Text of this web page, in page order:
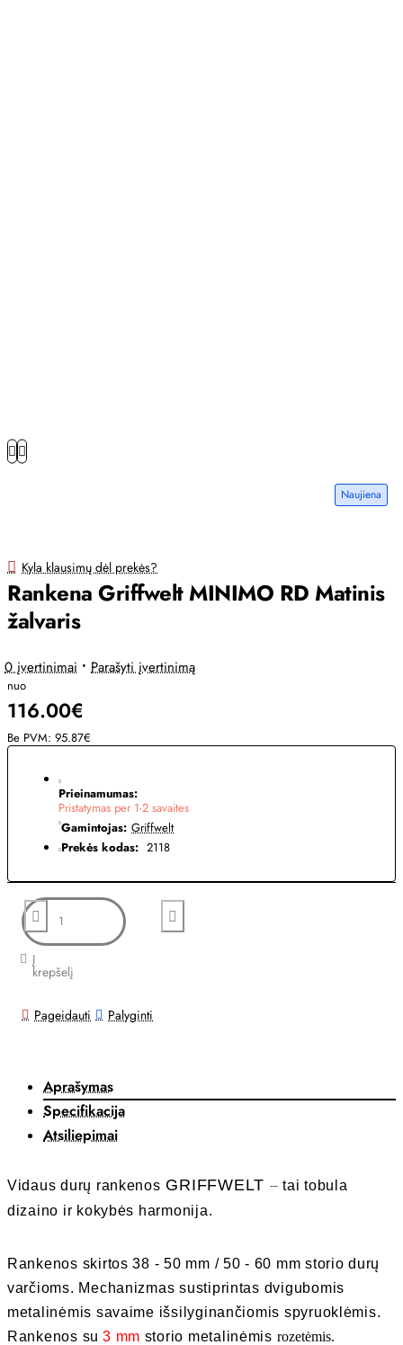
Naujiena
Kyla klausimų dėl prekės?
Rankena Griffwelt MINIMO RD Matinis
žalvaris
0 įvertinimai • Parašyti įvertinimą
nuo
116.00€
Be PVM: 95.87€
Prieinamumas:
Pristatymas per 1-2 savaites
Gamintojas: Griffwelt
Prekės kodas: 2118
Į
krepšelį
Pageidauti Palyginti
Aprašymas
Specifikacija
Atsiliepimai
Vidaus durų rankenos GRIFFWELT –tai tobula
dizaino ir kokybės harmonija.
Rankenos skirtos 38 - 50 mm / 50 - 60 mm storio durų
varčioms. Mechanizmas sustiprintas dvigubomis
metalinėmis savaime išsilyginančiomis spyruoklėmis.
Rankenos su 3 mm storio metalinėmis rozetėmis.